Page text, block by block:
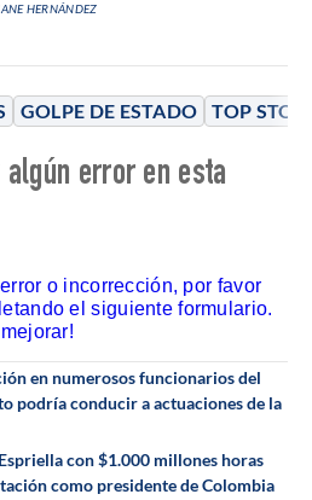
GOLPE DE ESTADO TOP
HERNÁNDEZ
error en esta
o incorrección, por favor
el siguiente formulario.
en numerosos funcionarios del
podría conducir a actuaciones de la
con $1.000 millones horas
como presidente de Colombia